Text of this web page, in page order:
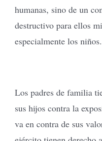
humanas, sino de un
destructivo para ellos
especialmente los niños.
Los padres de familia
sus hijos contra la
va en contra de sus